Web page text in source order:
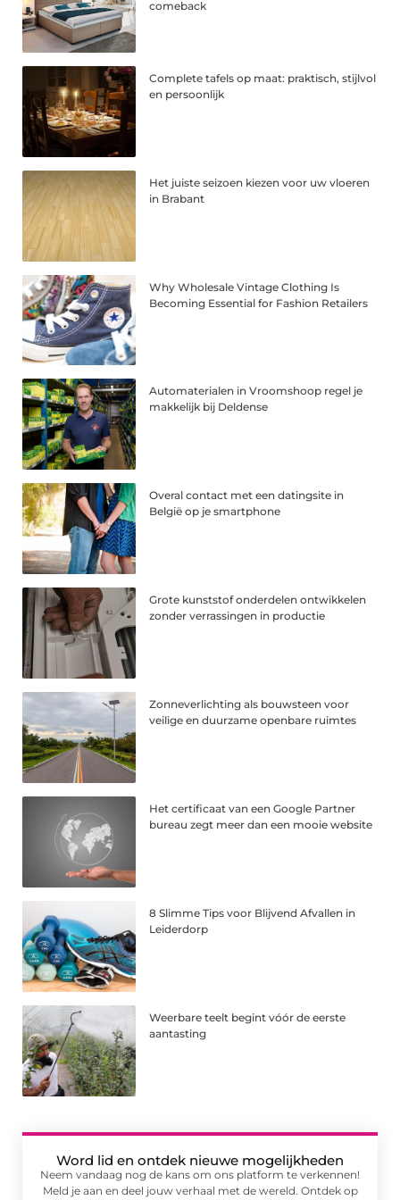
comeback
Complete tafels op maat: praktisch, stijlvol
en persoonlijk
Het juiste seizoen kiezen voor uw vloeren
in Brabant
Why Wholesale Vintage Clothing Is
Becoming Essential for Fashion Retailers
Automaterialen in Vroomshoop regel je
makkelijk bij Deldense
Overal contact met een datingsite in
België op je smartphone
Grote kunststof onderdelen ontwikkelen
zonder verrassingen in productie
Zonneverlichting als bouwsteen voor
veilige en duurzame openbare ruimtes
Het certificaat van een Google Partner
bureau zegt meer dan een mooie website
8 Slimme Tips voor Blijvend Afvallen in
Leiderdorp
Weerbare teelt begint vóór de eerste
aantasting
Word lid en ontdek nieuwe mogelijkheden
Neem vandaag nog de kans om ons platform te verkennen!
Meld je aan en deel jouw verhaal met de wereld. Ontdek op